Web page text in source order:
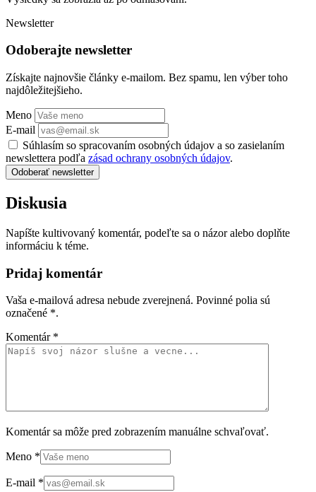
Newsletter
Odoberajte newsletter
Získajte najnovšie články e-mailom. Bez spamu, len výber toho
najdôležitejšieho.
Meno
E-mail
Súhlasím so spracovaním osobných údajov a so zasielaním
newslettera podľa zásad ochrany osobných údajov.
Odoberať newsletter
Diskusia
Napíšte kultivovaný komentár, podeľte sa o názor alebo doplňte
informáciu k téme.
Pridaj komentár
Vaša e-mailová adresa nebude zverejnená. Povinné polia sú
označené *.
Komentár *
Komentár sa môže pred zobrazením manuálne schvaľovať.
Meno *
E-mail *